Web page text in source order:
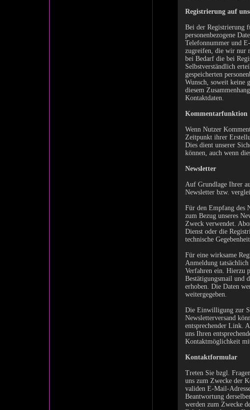
Registrierung auf
Bei der Registrierung
personenbezogene
Telefonnummer und
zugreifen, die wir nur
bei Bedarf die bei
Selbstverständlich
gespeicherten
Wunsch, soweit keine
diesem
Kontaktdaten.
Kommentarfunktion
Wenn Nutzer
Zeitpunkt ihrer
Dies dient unserer
können, auch wenn
Newsletter
Auf Grundlage Ihrer
Newsletter bzw.
Für den Empfang des
zum Bezug unseres
Zweck verwendet.
Dienst oder die
technische
Für eine wirksame
Anmeldung
Verfahren ein. Hierzu
Bestätigungsmail und
erhoben. Die Daten
weitergegeben.
Die Einwilligung zur
Newsletterversand
entsprechender Link.
uns Ihren
Kontaktmöglichkeit
Kontaktformular
Treten Sie bzgl.
uns zum Zwecke der
validen E-Mail-
Beantwortung
werden zum Zwecke